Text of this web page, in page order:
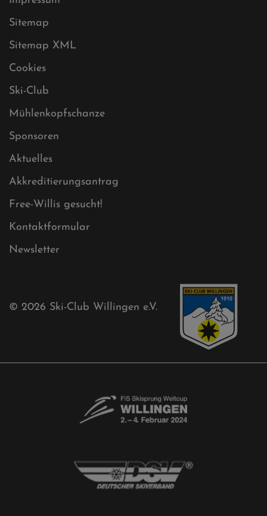
Datenschutz
Impressum
Sitemap
Sitemap XML
Cookies
Ski-Club
Mühlenkopfschanze
Akkreditierungsantrag